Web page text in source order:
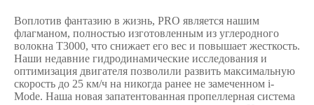
Воплотив фантазию в жизнь, PRO является нашим
флагманом, полностью изготовленным из углеродного
волокна T3000, что снижает его вес и повышает жесткость.
Наши недавние гидродинамические исследования и
оптимизация двигателя позволили развить максимальную
скорость до 25 км/ч на никогда ранее не замеченном i-
Mode. Наша новая запатентованная пропеллерная система